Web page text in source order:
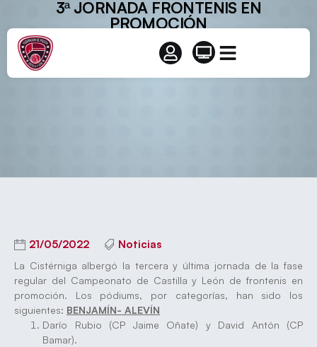
3ª JORNADA FRONTENIS EN
PROMOCIÓN
21/05/2022 Noticias
La Cistérniga albergó la tercera y última jornada de la fase
regular del Campeonato de Castilla y León de frontenis en
promoción. Los pódiums, por categorías, han sido los
siguientes: BENJAMÍN- ALEVÍN
Darío Rubio (CP Jaime Oñate) y David Antón (CP
Bamar).